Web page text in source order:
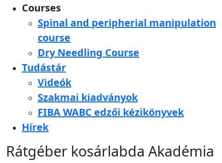
Courses
Spinal and peripherial manipulation
course
Dry Needling Course
Tudástár
Videók
Szakmai kiadványok
FIBA WABC edzői kézikönyvek
Hírek
Rátgéber kosárlabda Akadémia